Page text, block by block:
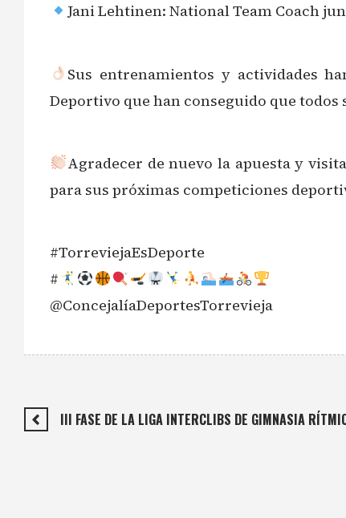
Jani Lehtinen: National Team Coach
Sus entrenamientos y actividades
Deportivo que han conseguido que
Agradecer de nuevo la apuesta y
para sus próximas competiciones
#TorreviejaEsDeporte
#
@ConcejalíaDeportesTorrevieja
III FASE DE LA LIGA INTERCLIBS DE GIMNASIA